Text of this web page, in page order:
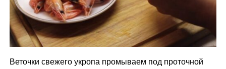
Веточки свежего укропа промываем под проточной